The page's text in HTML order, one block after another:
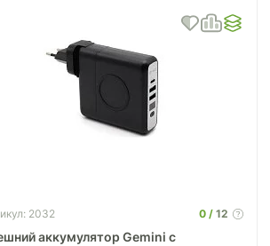
2032 0 12
аккумулятор Gemini с